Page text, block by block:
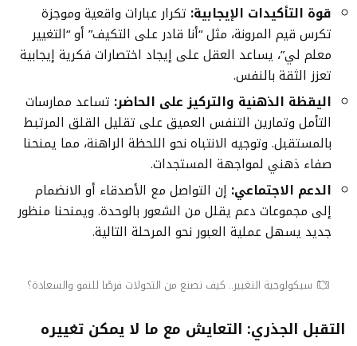
قوة التأكيدات الإيجابية: تكرار عبارات واقعية وموجزة
تكرس قيم المرونة، مثل “أنا قادر على التكيف” أو “التغيير
معلم لي”، يساعد العقل على إيجاد اختصارات فكرية إيجابية
تعزز الثقة بالنفس.
اليقظة الذهنية والتركيز على الحاضر: تساعد ممارسات
التأمل وتمارين التنفس العميق على تقليل القلق المرتبط
بالمستقبل. وتوجيه الانتباه نحو اللحظة الراهنة، مما يمنحنا
صفاء ذهني لمواجهة المستجدات.
الدعم الاجتماعي: إن التواصل مع الأصدقاء أو الانضمام
إلى مجموعات دعم يقلل من الشعور بالوحدة. ويمنحنا منظور
جديد يسهل عملية العبور نحو المرحلة التالية.
سيكولوجية التغيير.. كيف نصنع من التحولات فرصًا للنمو والسعادة؟
التقبل الجذري: التعايش مع ما لا يمكن تغييره